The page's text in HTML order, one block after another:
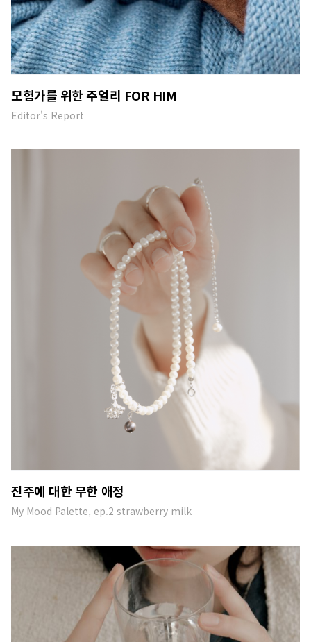
모험가를 위한 주얼리 FOR HIM
Editor's Report
진주에 대한 무한 애정
My Mood Palette, ep.2 strawberry milk